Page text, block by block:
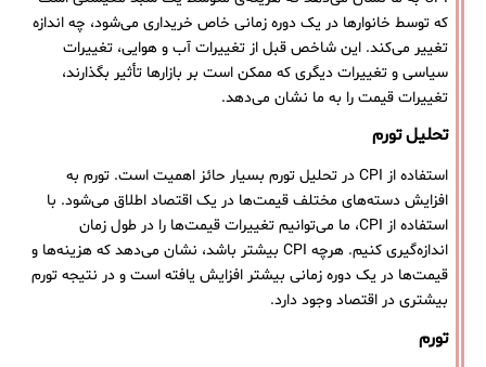
که توسط خانوارها در یک دوره زمانی خاص خریداری می‌شود، چه اندازه
تغییر می‌کند. این شاخص قبل از تغییرات آب و هوایی، تغییرات
سیاسی و تغییرات دیگری که ممکن است بر بازارها تأثیر بگذارند،
تغییرات قیمت را به ما نشان می‌دهد.
تحلیل تورم
استفاده از CPI در تحلیل تورم بسیار حائز اهمیت است. تورم به
افزایش دسته‌های مختلف قیمت‌ها در یک اقتصاد اطلاق می‌شود. با
استفاده از CPI، ما می‌توانیم تغییرات قیمت‌ها را در طول زمان
اندازه‌گیری کنیم. هرچه CPI بیشتر باشد، نشان می‌دهد که هزینه‌ها و
قیمت‌ها در یک دوره زمانی بیشتر افزایش یافته است و در نتیجه تورم
بیشتری در اقتصاد وجود دارد.
تورم